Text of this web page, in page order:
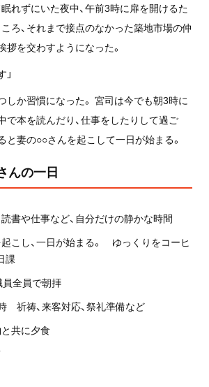
れずにいた夜中、午前3時に扉を開けるた
ろ、それまで接点のなかった築地市場の仲
拶を交わすようになった。
しか習慣になった。 宮司は今でも朝3時に
で本を読んだり、仕事をしたりして過ご
と妻の○○さんを起こして一日が始まる。
んの一日
や仕事など、自分だけの静かな時間
こし、一日が始まる。 ゆっくりをコーヒ
課
全員で朝拝
祈祷、来客対応、祭礼準備など
共に夕食